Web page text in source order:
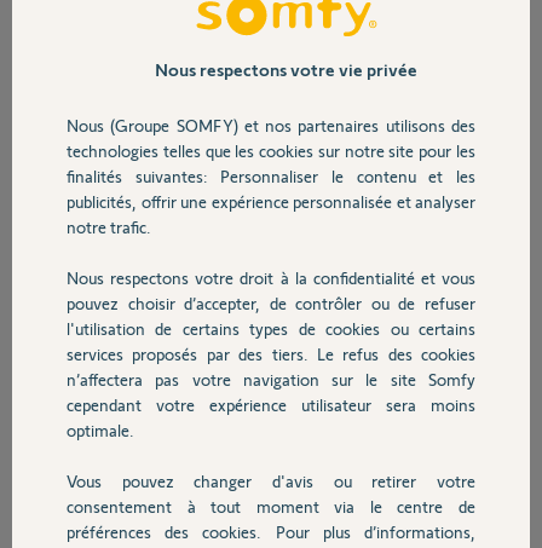
Sécurité
Domotique
Chauffage
Autres produits
Devis avec un pro
Depuis peu mon automatisme lockyvia line se met en défaut ( 4
clignotement successif du voyant rouge ) lors de la connections de
mon visio phone v500 Connect à celui ci via les ports 5/6 star du
bornier de connectivité. Si je le déconnecte le portail fonctionne à
L’automatisme a moins de 3 ans et le visiophone moins de 6 mois. Le
tout à fonctionner 2 mois sans problème.
Merci,
il y a environ 2 ans
Participer au fil de discussion
Réponses
Posez ici une photo nette du boitier avec vue sur les raccordements.
Hormis le V500, y a t-il un autre accessoire sur Start ?
Nous respectons votre vie privée
Nous (Groupe SOMFY) et nos partenaires utilisons des
technologies telles que les cookies sur notre site pour les
finalités suivantes: Personnaliser le contenu et les
publicités, offrir une expérience personnalisée et analyser
notre trafic.
Nous respectons votre droit à la confidentialité et vous
pouvez choisir d’accepter, de contrôler ou de refuser
l'utilisation de certains types de cookies ou certains
services proposés par des tiers. Le refus des cookies
n’affectera pas votre navigation sur le site Somfy
cependant votre expérience utilisateur sera moins
optimale.
Vous pouvez changer d'avis ou retirer votre
consentement à tout moment via le centre de
préférences des cookies. Pour plus d’informations,